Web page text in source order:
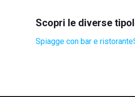
Scopri le diverse
Spiagge con bar e ristorante